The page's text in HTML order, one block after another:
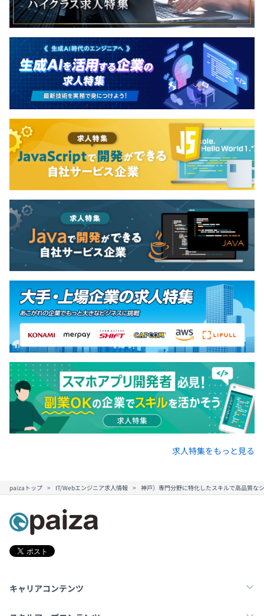
求人特集をもっと見る
paizaトップ IT/Webエンジニア求人情報 神戸）専門分野に特化したスキルで高品質な
キャリアコンテンツ